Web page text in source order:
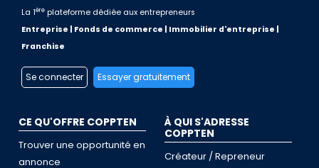
La 1ère plateforme dédiée aux entrepreneurs
Entreprise | Fonds de commerce | Immobilier d'entreprise |
Franchise
Se connecter Essayer gratuitement
CE QU'OFFRE COPPTEN
Trouver une opportunité en
annonce
À QUI S'ADRESSE
COPPTEN
Créateur / Repreneur